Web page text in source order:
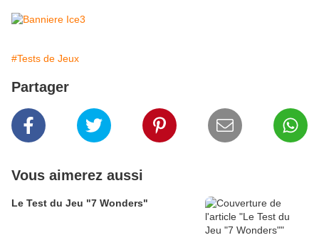
#Tests de Jeux
Partager
Vous aimerez aussi
Le Test du Jeu "7 Wonders"